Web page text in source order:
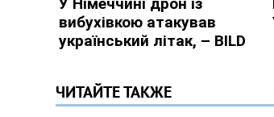
ЧИТАЙТЕ ТАКЖЕ